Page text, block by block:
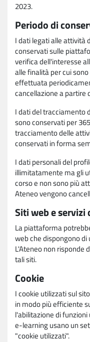
2023.
Periodo di
I dati legati alle attività
conservati sulle
verifica dell'interesse
alle finalità per cui
effettuata
cancellazione a partire
I dati del tracciamento
sono conservati per
tracciamento delle
conservati in forma
I dati personali del
illimitatamente ma gli
corso e non sono più
Ateneo vengono
Siti web e servizi
La piattaforma
web che dispongono
L'Ateneo non
tali siti.
Cookie
I cookie utilizzati sul
in modo più efficiente
l'abilitazione di
e-learning usano un
"cookie utilizzati".